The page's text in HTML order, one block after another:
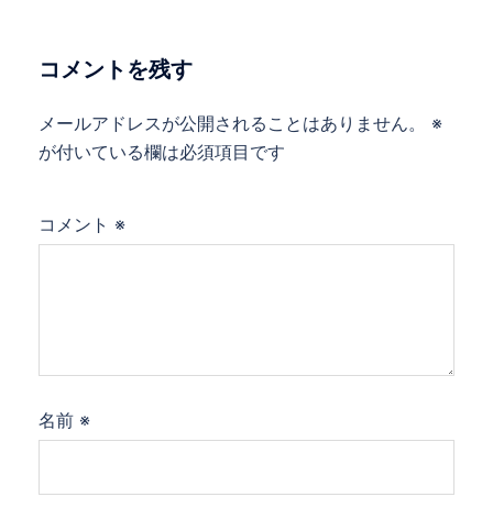
ョコメントを残す
メールアドレスが公開されることはありません。
※
が付いている欄は必須項目です
コメント ※
名前 ※